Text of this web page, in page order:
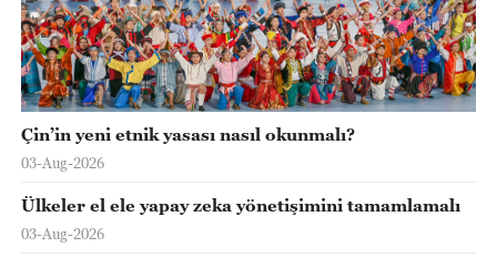
Çin’in yeni etnik yasası nasıl okunmalı?
03-Aug-2026
Ülkeler el ele yapay zeka yönetişimini tamamlamalı
03-Aug-2026